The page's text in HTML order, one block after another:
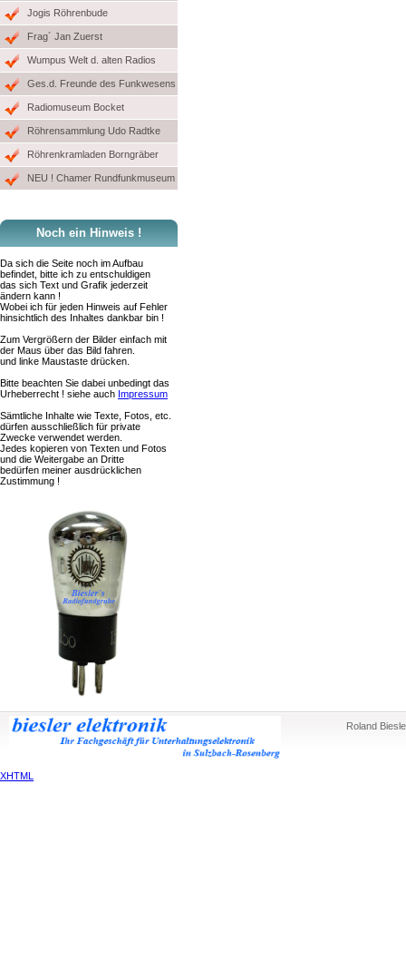
Jogis Röhrenbude
Frag´ Jan Zuerst
Wumpus Welt d. alten Radios
Ges.d. Freunde des Funkwesens
Radiomuseum Bocket
Röhrensammlung Udo Radtke
Röhrenkramladen Borngräber
NEU ! Chamer Rundfunkmuseum
Noch ein Hinweis !
Da sich die Seite noch im Aufbau
befindet, bitte ich zu entschuldigen
das sich Text und Grafik jederzeit
ändern kann !
Wobei ich für jeden Hinweis auf Fehler
hinsichtlich des Inhaltes dankbar bin !
Zum Vergrößern der Bilder einfach mit
der Maus über das Bild fahren.
und linke Maustaste drücken.
Bitte beachten Sie dabei unbedingt das
Urheberrecht ! siehe auch Impressum
Sämtliche Inhalte wie Texte, Fotos, etc.
dürfen ausschließlich für private
Zwecke verwendet werden.
Jedes kopieren von Texten und Fotos
und die Weitergabe an Dritte
bedürfen meiner ausdrücklichen
Zustimmung !
Roland
XHTML